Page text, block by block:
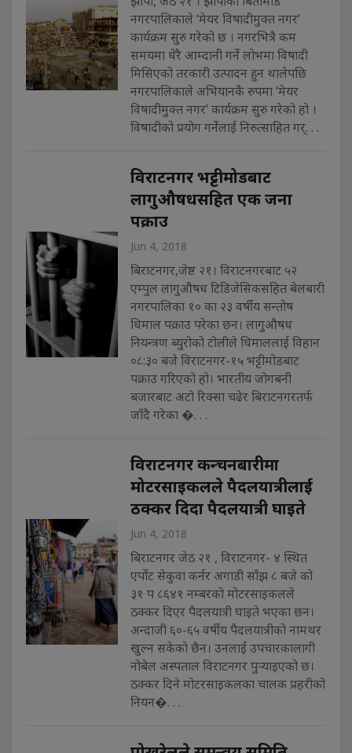
नगरपालिकाले ‘मेयर विषादीमुक्त नगर’
कार्यक्रम सुरु गरेको छ । नगरभित्रै कम
समयमा धेरै आम्दानी गर्ने लोभमा विषादी
मिसिएको तरकारी उत्पादन हुन थालेपछि
नगरपालिकाले अभियानकै रुपमा ‘मेयर
विषादीमुक्त नगर’ कार्यक्रम सुरु गरेको हो ।
विषादीको प्रयोग गर्नेलाई निरुत्साहित गर्. . .
विराटनगर भट्टीमोडबाट
लागुऔषधसहित एक जना
पक्राउ
Jun 4, 2018
बिराटनगर,जेष्ठ २१। विराटनगरबाट ५२
एम्पुल लागुऔषध टिडिजेसिकसहित बेलबारी
नगरपालिका १० का २३ वर्षीय सन्तोष
धिमाल पक्राउ परेका छन। लागुऔषध
नियन्त्रण ब्युरोको टोलीले धिमाललाई विहान
०८:३० बजे विराटनगर-१५ भट्टीमोडबाट
पक्राउ गरिएको हो। भारतीय जोगबनी
बजारबाट अटो रिक्सा चढेर बिराटनगरतर्फ
जाँदै गरेका �. . .
विराटनगर कन्चनबारीमा
मोटरसाइकलले पैदलयात्रीलाई
ठक्कर दिदा पैदलयात्री घाइते
Jun 4, 2018
बिराटनगर जेठ २१ , विराटनगर- ४ स्थित
एर्पोट सेकुवा कर्नर अगाडी साँझ ८ बजे को
३१ प ८६४१ नम्बरको मोटरसाइकलले
ठक्कर दिएर पैदलयात्री घाइते भएका छन।
अन्दाजी ६०-६५ वर्षीय पैदलयात्रीको नामथर
खुल्न सकेको छैन। उनलाई उपचारकालागी
नोबेल अस्पताल विराटनगर पुर्‍याइएको छ।
ठक्कर दिने मोटरसाइकलका चालक प्रहरीको
नियन�. . .